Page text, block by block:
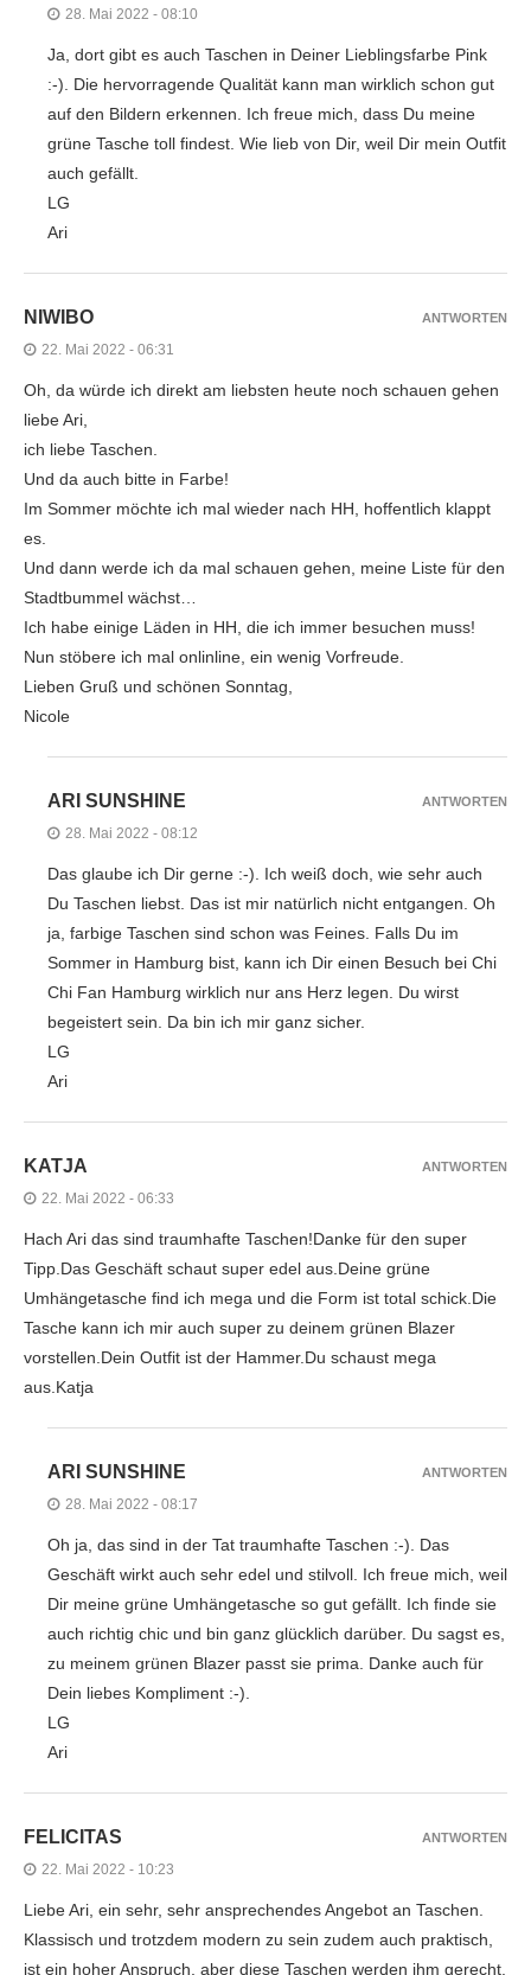
28. Mai 2022 - 08:10
Ja, dort gibt es auch Taschen in Deiner Lieblingsfarbe Pink
:-). Die hervorragende Qualität kann man wirklich schon gut
auf den Bildern erkennen. Ich freue mich, dass Du meine
grüne Tasche toll findest. Wie lieb von Dir, weil Dir mein Outfit
auch gefällt.
LG
Ari
NIWIBO
22. Mai 2022 - 06:31
Oh, da würde ich direkt am liebsten heute noch schauen gehen
liebe Ari,
ich liebe Taschen.
Und da auch bitte in Farbe!
Im Sommer möchte ich mal wieder nach HH, hoffentlich klappt
es.
Und dann werde ich da mal schauen gehen, meine Liste für den
Stadtbummel wächst…
Ich habe einige Läden in HH, die ich immer besuchen muss!
Nun stöbere ich mal onlinline, ein wenig Vorfreude.
Lieben Gruß und schönen Sonntag,
Nicole
ANTWORTEN
ARI SUNSHINE
28. Mai 2022 - 08:12
Das glaube ich Dir gerne :-). Ich weiß doch, wie sehr auch
Du Taschen liebst. Das ist mir natürlich nicht entgangen. Oh
ja, farbige Taschen sind schon was Feines. Falls Du im
Sommer in Hamburg bist, kann ich Dir einen Besuch bei Chi
Chi Fan Hamburg wirklich nur ans Herz legen. Du wirst
begeistert sein. Da bin ich mir ganz sicher.
LG
Ari
ANTWORTEN
KATJA
22. Mai 2022 - 06:33
Hach Ari das sind traumhafte Taschen!Danke für den super
Tipp.Das Geschäft schaut super edel aus.Deine grüne
Umhängetasche find ich mega und die Form ist total schick.Die
Tasche kann ich mir auch super zu deinem grünen Blazer
vorstellen.Dein Outfit ist der Hammer.Du schaust mega
aus.Katja
ANTWORTEN
ARI SUNSHINE
28. Mai 2022 - 08:17
Oh ja, das sind in der Tat traumhafte Taschen :-). Das
Geschäft wirkt auch sehr edel und stilvoll. Ich freue mich, weil
Dir meine grüne Umhängetasche so gut gefällt. Ich finde sie
auch richtig chic und bin ganz glücklich darüber. Du sagst es,
zu meinem grünen Blazer passt sie prima. Danke auch für
Dein liebes Kompliment :-).
LG
Ari
ANTWORTEN
FELICITAS
22. Mai 2022 - 10:23
Liebe Ari, ein sehr, sehr ansprechendes Angebot an Taschen.
Klassisch und trotzdem modern zu sein zudem auch praktisch,
ist ein hoher Anspruch, aber diese Taschen werden ihm gerecht.
ANTWORTEN